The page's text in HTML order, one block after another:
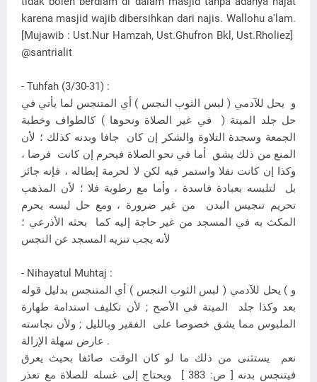
karena masjid wajib dibersihkan dari najis. Wallohu a'lam.
[Mujawib : Ust.Nur Hamzah, Ust.Ghufron Bkl, Ust.Rholiez]
@santrialit
- Tuhfah (3/30-31) :
و يحل للآدمي ( لبس الثوب النجس ) أي المتنجس لما يأتي في
حل جلد الميتة ( في غير الصلاة ونحوها ) كالطواف وخطبة
الجمعة وسجدة التلاوة والشكر إن كان جافا وبدنه كذلك ؛ لأن
المنع من ذلك يشق أما في نحو الصلاة فيحرم إن كانت فرضا ،
وكذا إن كانت نفلا واستمر فيه لكن لا لحرمة إبطاله ، فإنه جائز
بل لتلبسه بعبادة فاسدة ، وأما مع رطوبة فلا ؛ لأن المذهب
تحريم تنجيس البدن من غير ضرورة ، ومع حل لبسه يحرم
المكث به في المسجد من غير حاجة إليه كما بحثه الأذرعي ؛
لأنه يجب تنزيه المسجد عن النجس
- Nihayatul Muhtaj :
و ) يحل للآدمي ( لبس الثوب النجس ) أي المتنجس بدليل قوله
بعد وكذا جلد الميتة في الأصح ; لأن تكليف استدامة طهارة
الملبوس مما يشق خصوصا على الفقير وبالليل ; ولأن نجاسته
عارض سهلة الإزالة .
نعم يستثنى من ذلك ما لو كان الوقت صائفا بحيث يعرق
فيتنجس بدنه [ ص: 383 ] ويحتاج إلى غسله للصلاة مع تعذر